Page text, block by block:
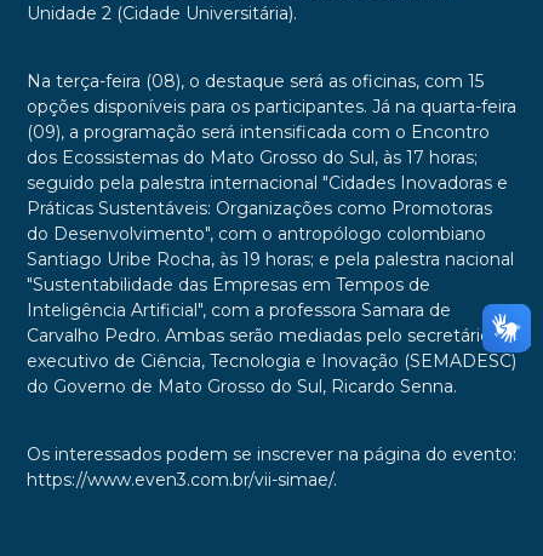
Unidade 2 (Cidade Universitária).
Na terça-feira (08), o destaque será as oficinas, com 15
opções disponíveis para os participantes. Já na quarta-feira
(09), a programação será intensificada com o Encontro
dos Ecossistemas do Mato Grosso do Sul, às 17 horas;
seguido pela palestra internacional "Cidades Inovadoras e
Práticas Sustentáveis: Organizações como Promotoras
do Desenvolvimento", com o antropólogo colombiano
Santiago Uribe Rocha, às 19 horas; e pela palestra nacional
"Sustentabilidade das Empresas em Tempos de
Inteligência Artificial", com a professora Samara de
Carvalho Pedro. Ambas serão mediadas pelo secretário
executivo de Ciência, Tecnologia e Inovação (SEMADESC)
do Governo de Mato Grosso do Sul, Ricardo Senna.
Os interessados podem se inscrever na página do evento:
https://www.even3.com.br/vii-simae/.